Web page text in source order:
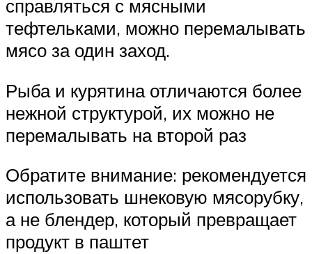
справляться с мясными
тефтельками, можно перемалывать
мясо за один заход.
Рыба и курятина отличаются более
нежной структурой, их можно не
перемалывать на второй раз
Обратите внимание: рекомендуется
использовать шнековую мясорубку,
а не блендер, который превращает
продукт в паштет